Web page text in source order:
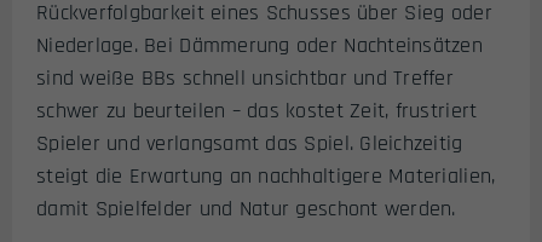
Rückverfolgbarkeit eines Schusses über Sieg oder
Niederlage. Bei Dämmerung oder Nachteinsätzen
sind weiße BBs schnell unsichtbar und Treffer
schwer zu beurteilen – das kostet Zeit, frustriert
Spieler und verlangsamt das Spiel. Gleichzeitig
steigt die Erwartung an nachhaltigere Materialien,
damit Spielfelder und Natur geschont werden.